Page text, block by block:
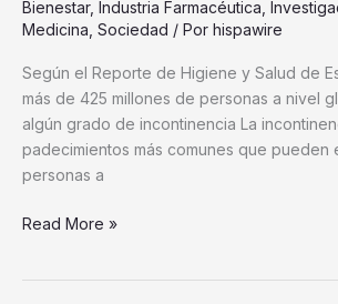
Bienestar, Industria Farmacéutica,
Medicina, Sociedad / Por hispawire
Según el Reporte de Higiene y Salud de
más de 425 millones de personas a nivel
algún grado de incontinencia La
padecimientos más comunes que pueden
personas a
Read More »